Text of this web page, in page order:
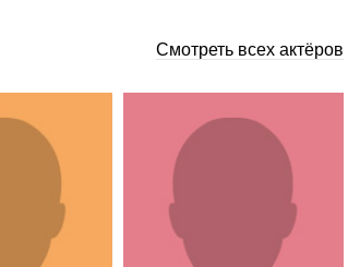
Смотреть всех актёров